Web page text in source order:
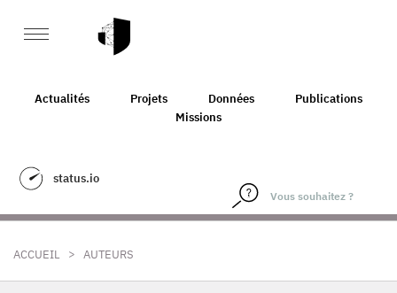
Actualités Projets Données
Publications
Missions
status.io
ACCUEIL > AUTEURS